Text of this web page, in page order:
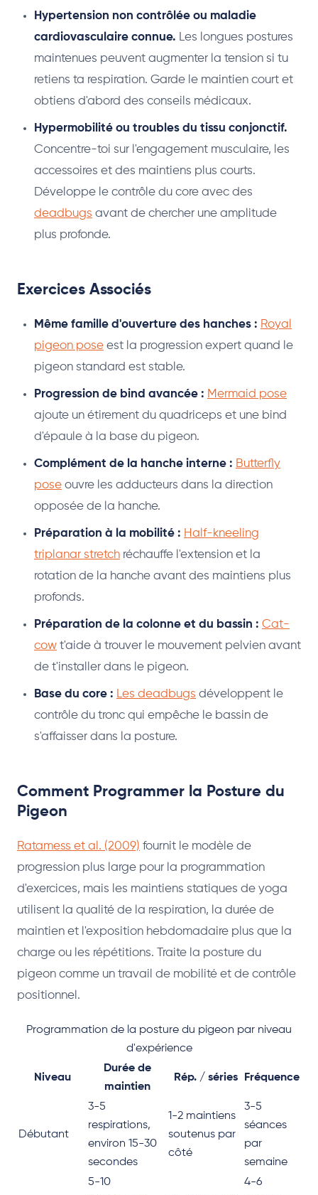
Hypertension non contrôlée ou maladie
cardiovasculaire connue. Les longues postures
maintenues peuvent augmenter la tension si tu
retiens ta respiration. Garde le maintien court et
obtiens d'abord des conseils médicaux.
Hypermobilité ou troubles du tissu conjonctif.
Concentre-toi sur l'engagement musculaire, les
accessoires et des maintiens plus courts.
Développe le contrôle du core avec des
deadbugs avant de chercher une amplitude
plus profonde.
Exercices Associés
Même famille d'ouverture des hanches : Royal
pigeon pose est la progression expert quand le
pigeon standard est stable.
Progression de bind avancée : Mermaid pose
ajoute un étirement du quadriceps et une bind
d'épaule à la base du pigeon.
Complément de la hanche interne : Butterfly
pose ouvre les adducteurs dans la direction
opposée de la hanche.
Préparation à la mobilité : Half-kneeling
triplanar stretch réchauffe l'extension et la
rotation de la hanche avant des maintiens plus
profonds.
Préparation de la colonne et du bassin : Cat-
cow t'aide à trouver le mouvement pelvien avant
de t'installer dans le pigeon.
Base du core : Les deadbugs développent le
contrôle du tronc qui empêche le bassin de
s'affaisser dans la posture.
Comment Programmer la Posture du
Pigeon
Ratamess et al. (2009) fournit le modèle de
progression plus large pour la programmation
d'exercices, mais les maintiens statiques de yoga
utilisent la qualité de la respiration, la durée de
maintien et l'exposition hebdomadaire plus que la
charge ou les répétitions. Traite la posture du
pigeon comme un travail de mobilité et de contrôle
positionnel.
Programmation de la posture du pigeon par niveau
d'expérience
Niveau
Durée de
maintien
Rép. / séries Fréquence
Débutant
3-5
respirations,
environ 15-30
secondes
1-2 maintiens
soutenus par
côté
3-5
séances
par
semaine
5-10
4-6